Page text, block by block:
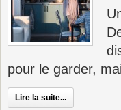
pour le garder,
Lire la suite...